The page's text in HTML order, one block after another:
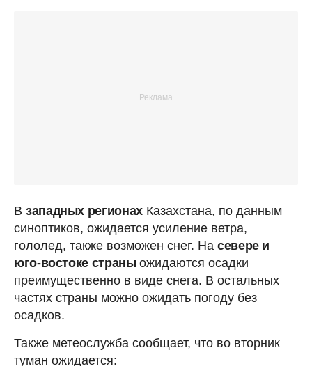
В западных регионахКазахстана, по данным
синоптиков, ожидается усиление ветра,
гололед, также возможен снег. На севере и
юго-востоке страныожидаются осадки
преимущественно в виде снега. В остальных
частях страны можно ожидать погоду без
осадков.
Также метеослужба сообщает, что во вторник
туман ожидается: